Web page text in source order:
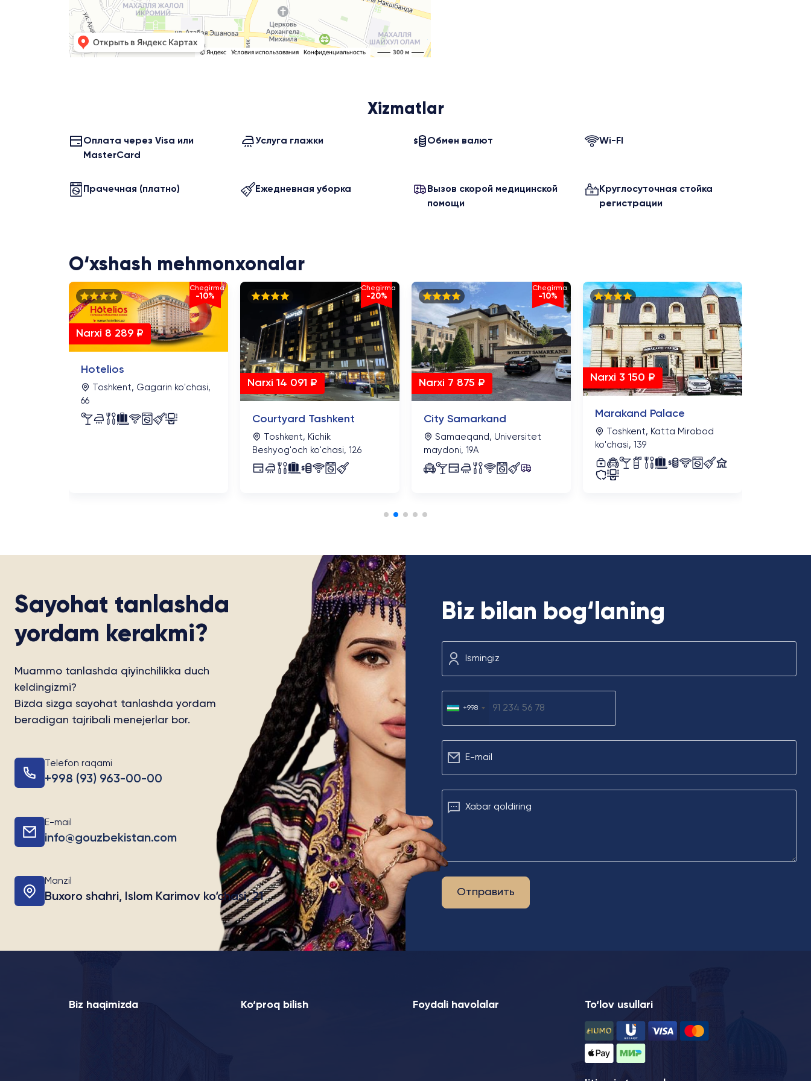
Xizmatlar
Оплата через Visa или
MasterCard
Услуга глажки Обмен валют Wi-FI
Прачечная (платно) Ежедневная уборка
Вызов скорой медицинской
помощи
Круглосуточная стойка
регистрации
O‘xshash mehmonxonalar
Chegirma
-10%
Narxi 8 289 ₽
Hotelios
Toshkent, Gagarin ko'chasi,
66
Chegirma
-20%
Narxi 14 091 ₽
Courtyard Tashkent
Toshkent, Kichik
Beshyog'och ko'chasi, 126
Chegirma
-10%
Narxi 7 875 ₽
City Samarkand
Samaeqand, Universitet
maydoni, 19А
Narxi 3 150 ₽
Marakand Palace
Toshkent, Katta Mirobod
ko'chasi, 139
Sayohat tanlashda
yordam kerakmi?
Muammo tanlashda qiyinchilikka duch
keldingizmi?
Bizda sizga sayohat tanlashda yordam
beradigan tajribali menejerlar bor.
Telefon raqami
+998 (93) 963-00-00
E-mail
info@gouzbekistan.com
Manzil
Buxoro shahri, Islom Karimov ko‘chasi, 21
Biz bilan bog‘laning
Ismingiz
+998
Е-mail
Xabar qoldiring
Отправить
Biz haqimizda Ko‘proq bilish Foydali havolalar To‘lov usullari